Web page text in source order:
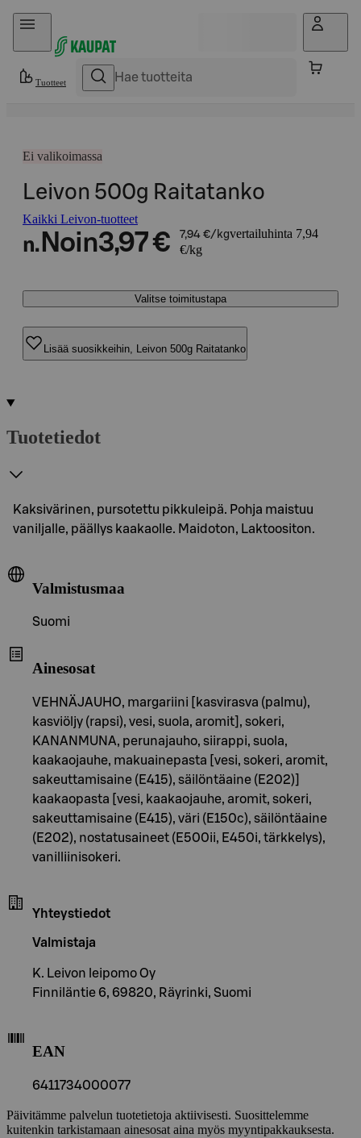
Hyppää sisältöön
Tuotteet
Ei valikoimassa
Leivon 500g Raitatanko
Kaikki Leivon-tuotteet
n. Noin3,97 € 7,94 €/kgvertailuhinta 7,94
€/kg
Valitse toimitustapa
Lisää suosikkeihin, Leivon 500g Raitatanko
Tuotetiedot
Kaksivärinen, pursotettu pikkuleipä. Pohja maistuu
vaniljalle, päällys kaakaolle. Maidoton, Laktoositon.
Valmistusmaa
Suomi
Ainesosat
VEHNÄJAUHO, margariini [kasvirasva (palmu),
kasviöljy (rapsi), vesi, suola, aromit], sokeri,
KANANMUNA, perunajauho, siirappi, suola,
kaakaojauhe, makuainepasta [vesi, sokeri, aromit,
sakeuttamisaine (E415), säilöntäaine (E202)]
kaakaopasta [vesi, kaakaojauhe, aromit, sokeri,
sakeuttamisaine (E415), väri (E150c), säilöntäaine
(E202), nostatusaineet (E500ii, E450i, tärkkelys),
vanilliinisokeri.
Yhteystiedot
Valmistaja
K. Leivon leipomo Oy
Finniläntie 6, 69820, Räyrinki, Suomi
EAN
6411734000077
Päivitämme palvelun tuotetietoja aktiivisesti. Suosittelemme
kuitenkin tarkistamaan ainesosat aina myös myyntipakkauksesta.